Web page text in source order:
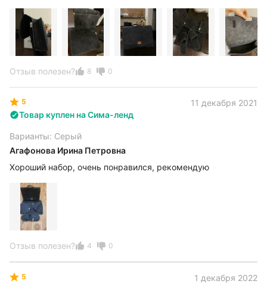
Отзыв полезен? 8 0
5
11 декабря 2021
Товар куплен на Сима-ленд
Варианты: Серый
Агафонова Ирина Петровна
Хороший набор, очень понравился, рекомендую
Отзыв полезен? 4 0
5
1 декабря 2022